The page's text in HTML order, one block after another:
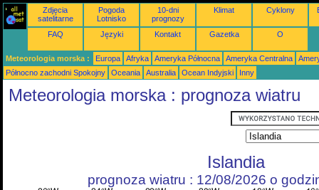
Zdjęcia
satelitarne
Pogoda
Lotnisko
10-dni
prognozy
Klimat Cyklony
FAQ Języki Kontakt Gazetka O
Meteorologia morska : Europa Afryka Ameryka Północna Ameryka Centralna
Północno zachodni Spokojny
Oceania Australia Ocean Indyjski Inny
Meteorologia morska : prognoza wiatru
Islandia
prognoza wiatru : 12/08/2026 o